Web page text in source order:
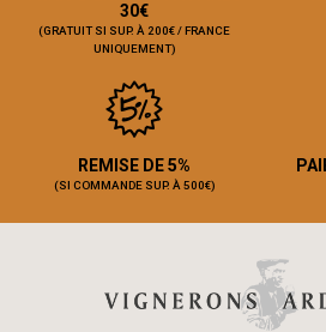
30€
(GRATUIT SI SUP. À 200€ / FRANCE
UNIQUEMENT)
REMISE DE 5%
(SI COMMANDE SUP. À 500€)